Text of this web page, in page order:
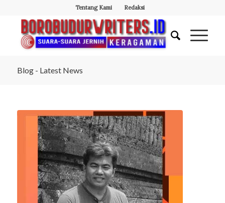
Tentang Kami Redaksi
Blog - Latest News